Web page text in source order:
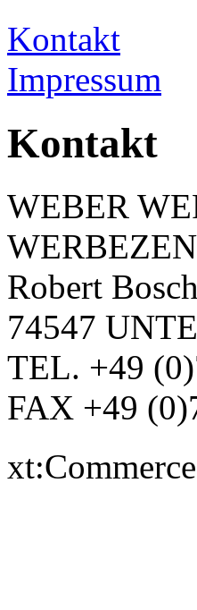
Kontakt
Impressum
Kontakt
WEBER
Robert
74547
TEL. +49
FAX +49